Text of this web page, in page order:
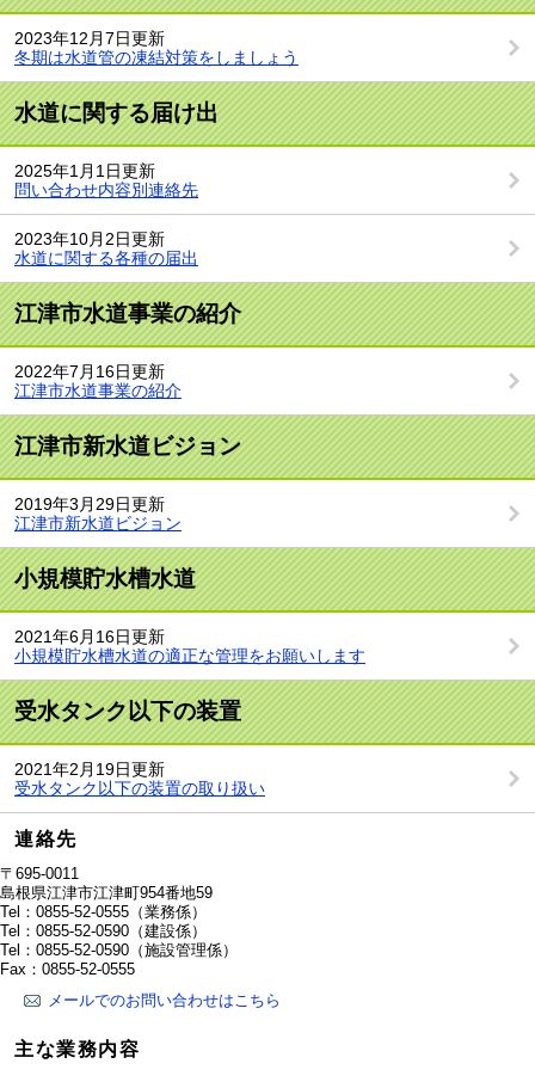
2023年12月7日更新
冬期は水道管の凍結対策をしましょう
水道に関する届け出
2025年1月1日更新
問い合わせ内容別連絡先
2023年10月2日更新
水道に関する各種の届出
江津市水道事業の紹介
2022年7月16日更新
江津市水道事業の紹介
江津市新水道ビジョン
2019年3月29日更新
江津市新水道ビジョン
小規模貯水槽水道
2021年6月16日更新
小規模貯水槽水道の適正な管理をお願いします
受水タンク以下の装置
2021年2月19日更新
受水タンク以下の装置の取り扱い
連絡先
〒695-0011
島根県江津市江津町954番地59
Tel：0855-52-0555 （業務係）
Tel：0855-52-0590 （建設係）
Tel：0855-52-0590 （施設管理係）
Fax：0855-52-0555
メールでのお問い合わせはこちら
主な業務内容